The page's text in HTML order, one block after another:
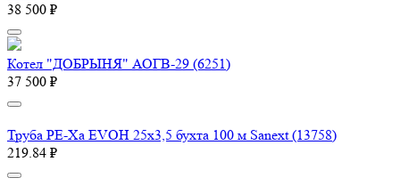
38 500 ₽
Котел "ДОБРЫНЯ" АОГВ-29 (6251)
37 500 ₽
Труба PE-Xa EVOH 25x3,5 бухта 100 м Sanext (13758)
219.84 ₽